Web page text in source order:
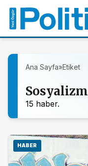
Ana Sayfa»Etiket
Sosyalizm
15 haber.
HABER